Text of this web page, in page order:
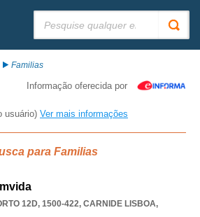
Familias
Informação oferecida por
usuário) Ver mais informações
para Familias
12D, 1500-422, CARNIDE LISBOA,